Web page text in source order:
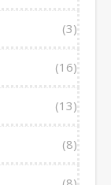
(3)
(16)
(13)
(8)